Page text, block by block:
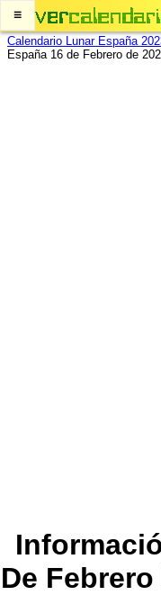
≡
Calendario Lunar España
España 16 de Febrero de
De